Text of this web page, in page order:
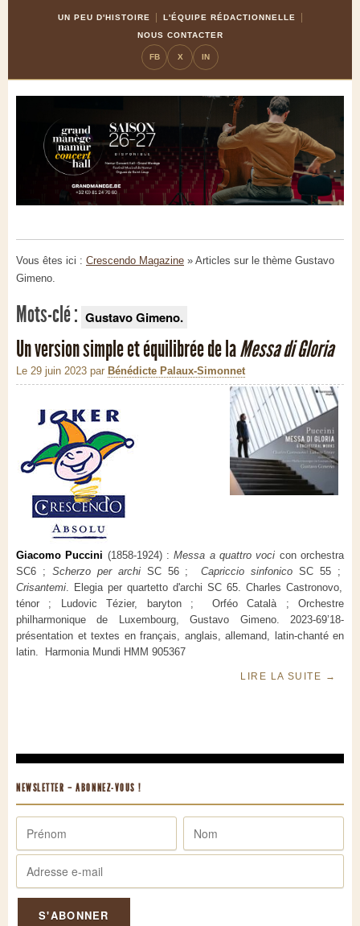
UN PEU D'HISTOIRE
L'ÉQUIPE RÉDACTIONNELLE
NOUS CONTACTER
FB X IN
Vous êtes ici : Crescendo Magazine » Articles sur le thème Gustavo
Gimeno.
Mots-clé : Gustavo Gimeno.
Un version simple et équilibrée de laMessa di Gloria
Le 29 juin 2023 par Bénédicte Palaux-Simonnet
Giacomo Puccini (1858-1924) :Messa a quattro voci con orchestra
SC6 ; Scherzo per archi SC 56 ;Capriccio sinfonico SC 55 ;
Crisantemi. Elegia per quartetto d'archi SC 65. Charles Castronovo,
ténor ; Ludovic Tézier, baryton ; Orféo Català ; Orchestre
philharmonique de Luxembourg, Gustavo Gimeno. 2023-69’18-
présentation et textes en français, anglais, allemand, latin-chanté en
latin. Harmonia Mundi HMM 905367
LIRE LA SUITE →
NEWSLETTER – ABONNEZ-VOUS !